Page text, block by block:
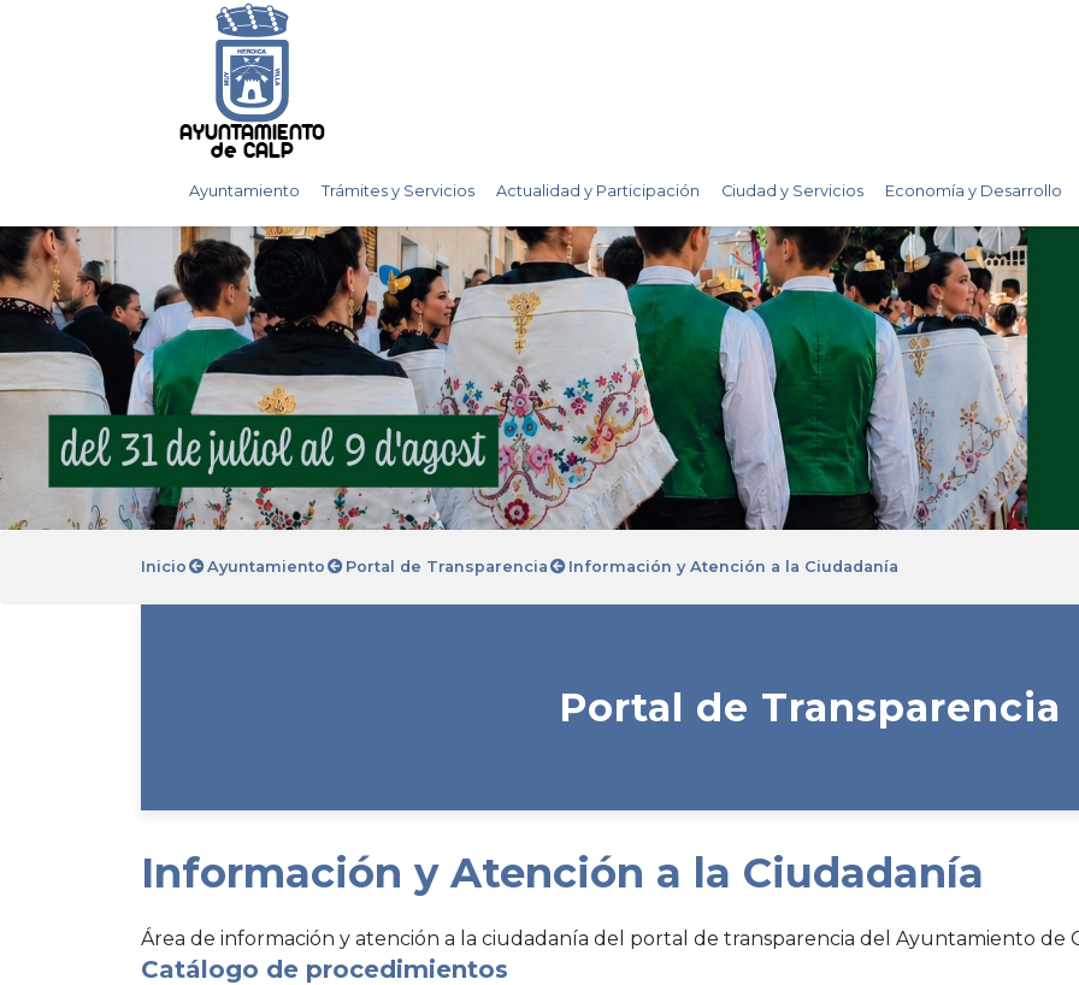
AYUNTAMIENTO
de CALP
Ayuntamiento Trámites y Servicios Actualidad y Participación Ciudad y Servicios Economía y Desarrollo
Inicio Ayuntamiento Portal de Transparencia Información y Atención a la Ciudadanía
Portal de Transparencia
Información y Atención a la Ciudadanía
Área de información y atención a la ciudadanía del portal de transparencia del Ayuntamiento de
Catálogo de procedimientos